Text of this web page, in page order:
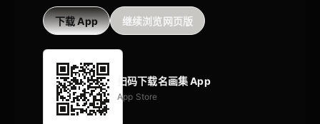
下载 App 继续浏览网页版
扫码下载名画集 App
App Store